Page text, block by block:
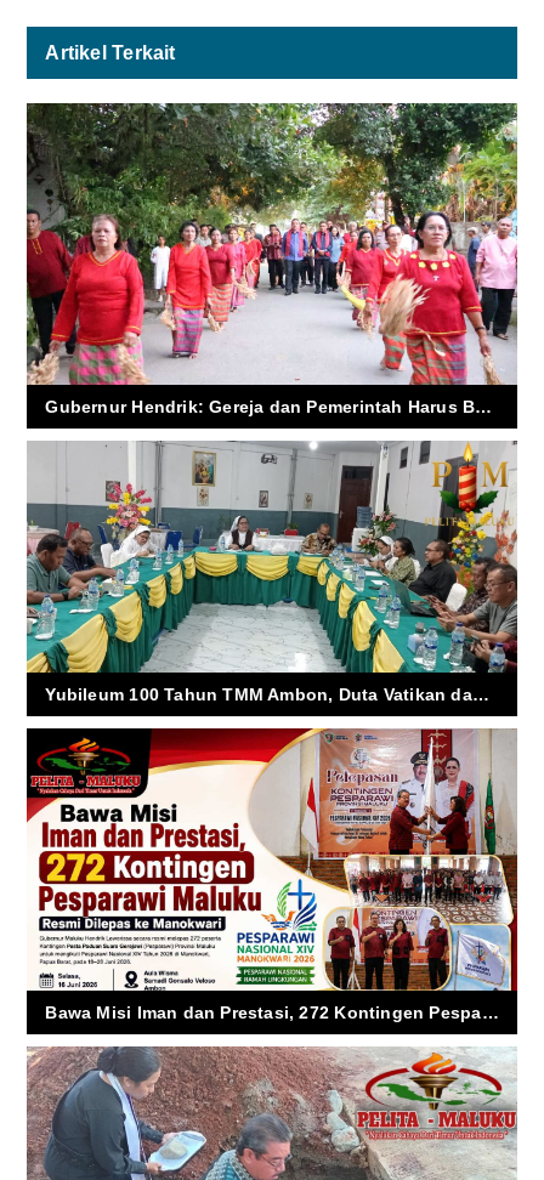
Artikel Terkait
Gubernur Hendrik: Gereja dan Pemerintah Harus Bersatu Selamatkan Generasi Maluku
Yubileum 100 Tahun TMM Ambon, Duta Vatikan dan Uskup Siap Hadir
Bawa Misi Iman dan Prestasi, 272 Kontingen Pesparawi Maluku Resmi Dilepas ke Manokwari